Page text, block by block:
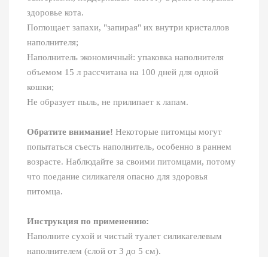
здоровье кота.
Поглощает запахи, "запирая" их внутри кристаллов
наполнителя;
Наполнитель экономичный: упаковка наполнителя
объемом 15 л рассчитана на 100 дней для одной
кошки;
Не образует пыль, не прилипает к лапам.
Обратите внимание! Некоторые питомцы могут
попытаться съесть наполнитель, особенно в раннем
возрасте. Наблюдайте за своими питомцами, потому
что поедание силикагеля опасно для здоровья
питомца.
Инструкция по применению:
Наполните сухой и чистый туалет силикагелевым
наполнителем (слой от 3 до 5 см).